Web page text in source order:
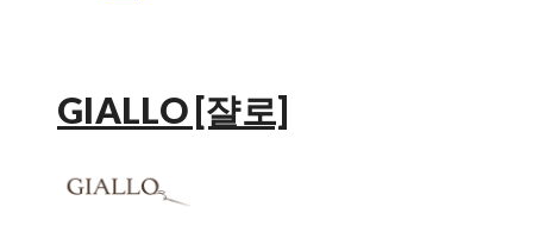
GIALLO [쟐로]